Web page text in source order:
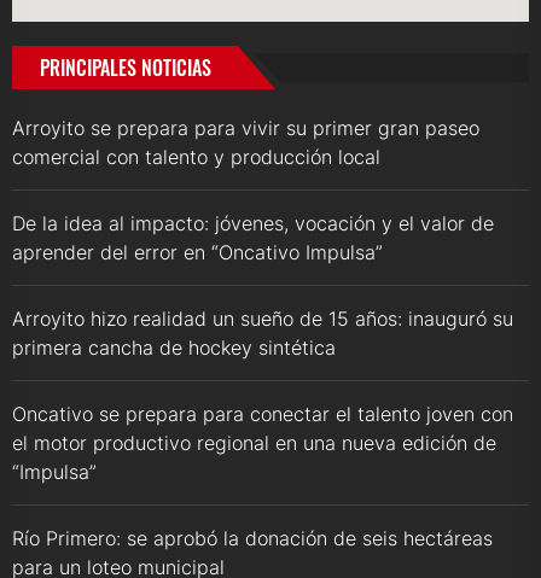
PRINCIPALES NOTICIAS
Arroyito se prepara para vivir su primer gran paseo
comercial con talento y producción local
De la idea al impacto: jóvenes, vocación y el valor de
aprender del error en “Oncativo Impulsa”
Arroyito hizo realidad un sueño de 15 años: inauguró su
primera cancha de hockey sintética
Oncativo se prepara para conectar el talento joven con
el motor productivo regional en una nueva edición de
“Impulsa”
Río Primero: se aprobó la donación de seis hectáreas
para un loteo municipal